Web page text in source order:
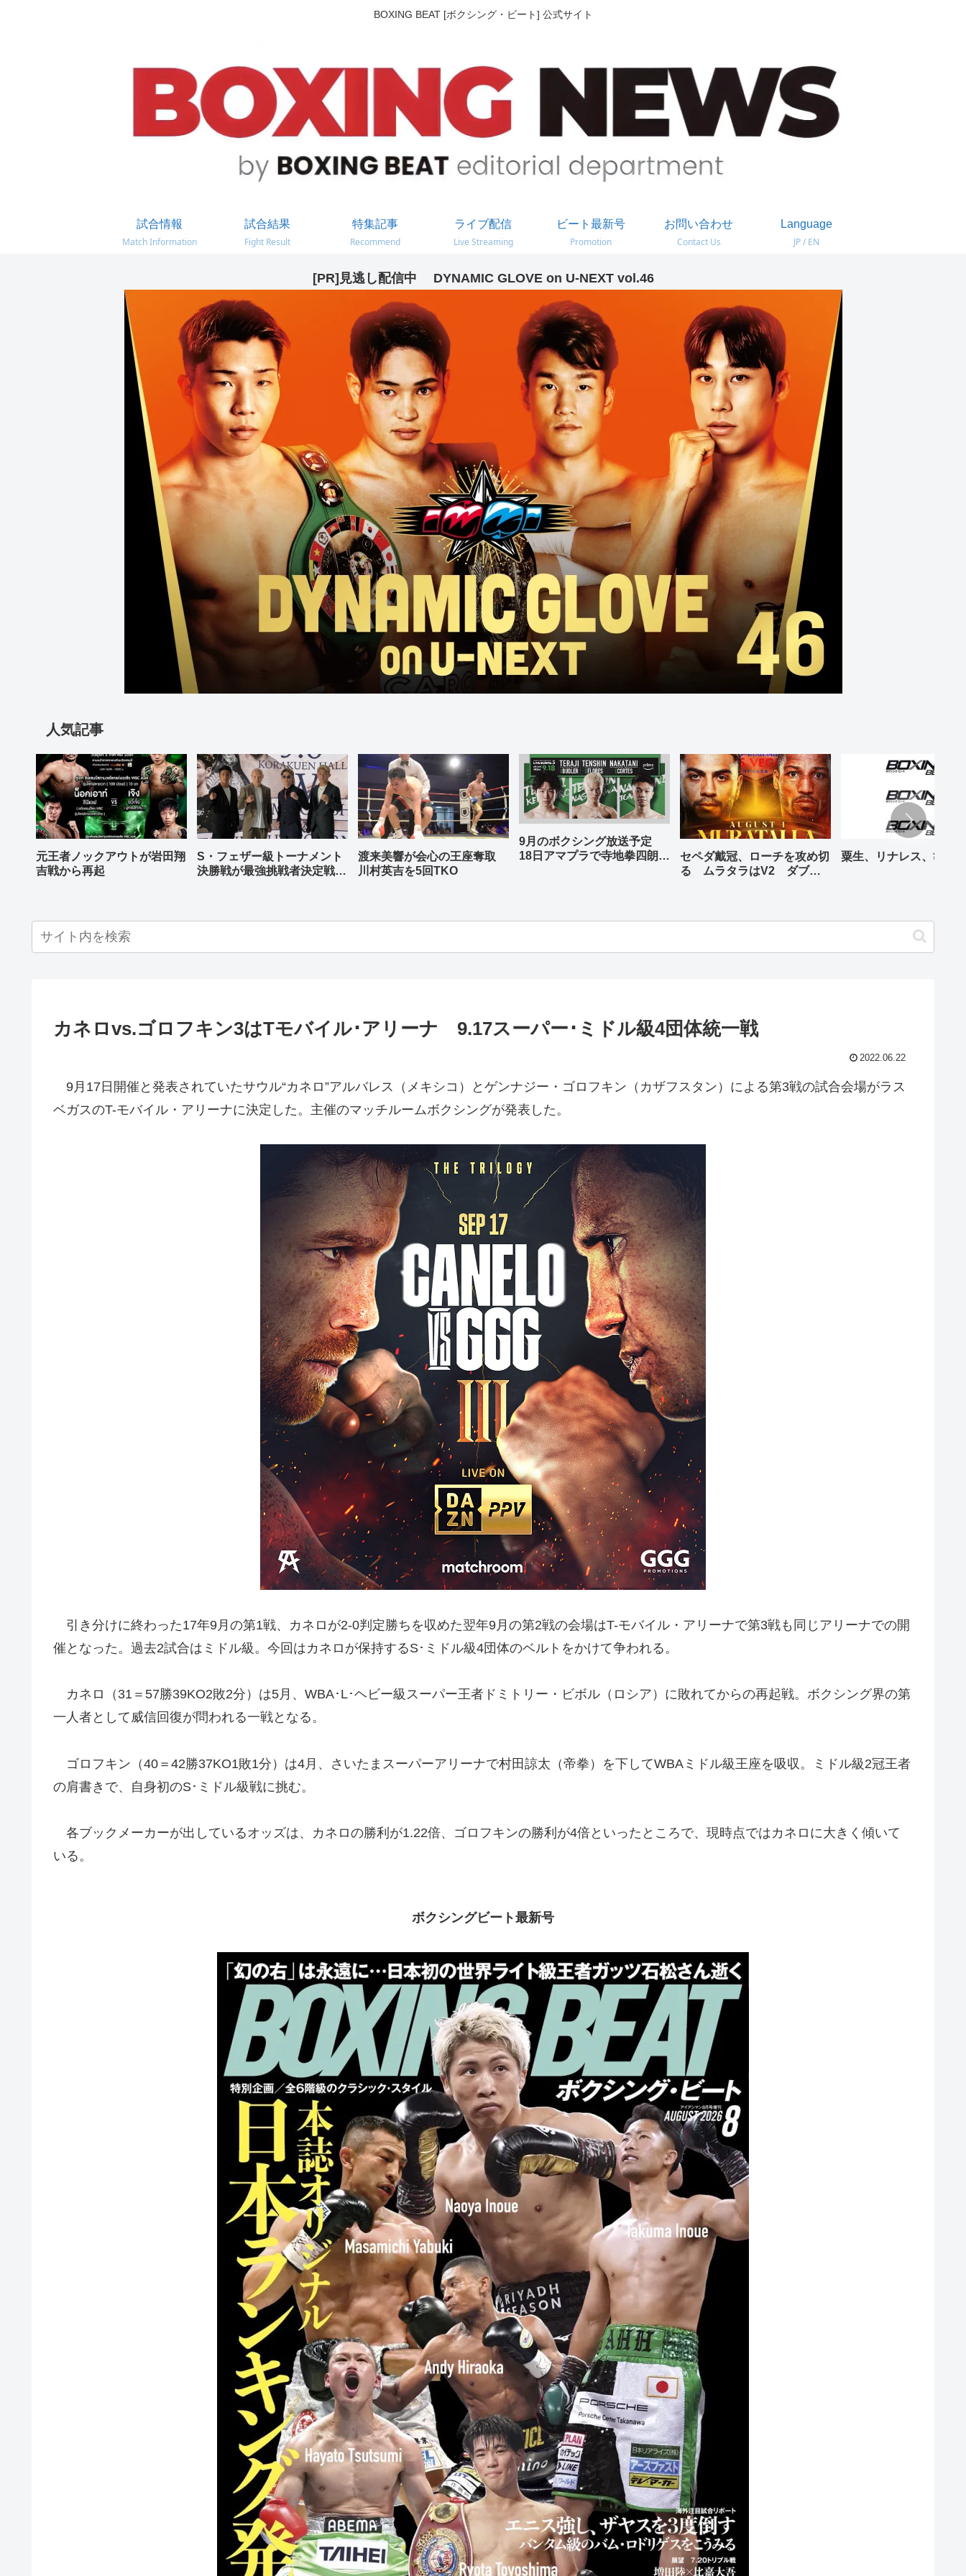
BOXING BEAT [ボクシング・ビート] 公式サイト
試合情報
Match Information
試合結果
Fight Result
特集記事
Recommend
ライブ配信
Live Streaming
ビート最新号
Promotion
お問い合わせ
Contact Us
Language
JP / EN
[PR]見逃し配信中 DYNAMIC GLOVE on U-NEXT vol.46
人気記事
元王者ノックアウトが岩田翔
吉戦から再起
S・フェザー級トーナメント
決勝戦が最強挑戦者決定戦兼
渡来美響が会心の王座奪取
川村英吉を5回TKO
9月のボクシング放送予定
18日アマプラで寺地拳四朗、
セペダ戴冠、ローチを攻め切
る ムラタラはV2 ダブル
粟生、リナレス、亀海
カネロvs.ゴロフキン3はTモバイル･アリーナ 9.17スーパー･ミドル級4団体統一戦
2022.06.22
9月17日開催と発表されていたサウル“カネロ”アルバレス（メキシコ）とゲンナジー・ゴロフキン（カザフスタン）による第3戦の試合会場がラス
ベガスのT-モバイル・アリーナに決定した。主催のマッチルームボクシングが発表した。
引き分けに終わった17年9月の第1戦、カネロが2-0判定勝ちを収めた翌年9月の第2戦の会場はT-モバイル・アリーナで第3戦も同じアリーナでの開
催となった。過去2試合はミドル級。今回はカネロが保持するS･ミドル級4団体のベルトをかけて争われる。
カネロ（31＝57勝39KO2敗2分）は5月、WBA･L･ヘビー級スーパー王者ドミトリー・ビボル（ロシア）に敗れてからの再起戦。ボクシング界の第
一人者として威信回復が問われる一戦となる。
ゴロフキン（40＝42勝37KO1敗1分）は4月、さいたまスーパーアリーナで村田諒太（帝拳）を下してWBAミドル級王座を吸収。ミドル級2冠王者
の肩書きで、自身初のS･ミドル級戦に挑む。
各ブックメーカーが出しているオッズは、カネロの勝利が1.22倍、ゴロフキンの勝利が4倍といったところで、現時点ではカネロに大きく傾いて
いる。
ボクシングビート最新号